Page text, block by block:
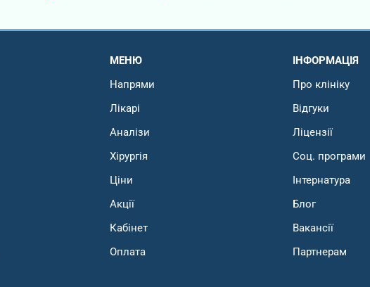
МЕНЮ
Напрями
Лікарі
Аналізи
Хірургія
Ціни
Акції
Кабінет
Оплата
ІНФОРМАЦІЯ
Про клініку
Відгуки
Ліцензії
Соц. програми
Інтернатура
Блог
Вакансії
Партнерам